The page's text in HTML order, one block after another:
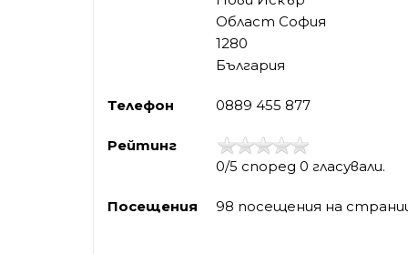
Област София
1280
България
Телефон 0889 455 877
Рейтинг
0/5 според 0 гласували.
Посещения 98 посещения на